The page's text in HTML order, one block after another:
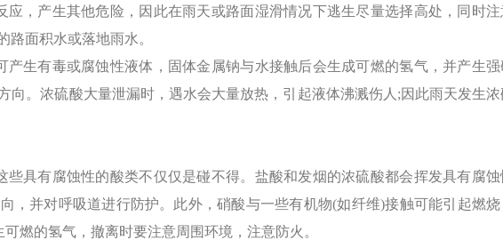
，产生其他危险，因此在雨天或路面湿滑情况下逃生尽量选择高处，同时
路面积水或落地雨水。
生有毒或腐蚀性液体，固体金属钠与水接触后会生成可燃的氢气，并产生
向。浓硫酸大量泄漏时，遇水会大量放热，引起液体沸溅伤人;因此雨天发生
具有腐蚀性的酸类不仅仅是碰不得。盐酸和发烟的浓硫酸都会挥发具有腐
，并对呼吸道进行防护。此外，硝酸与一些有机物(如纤维)接触可能引起燃
燃的氢气，撤离时要注意周围环境，注意防火。